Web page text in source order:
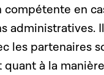
en
administratives.
les partenaires
à la